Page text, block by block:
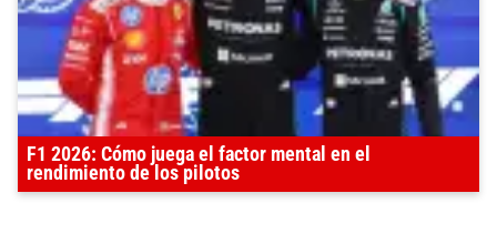
F1 2026: Cómo juega el factor mental en el
rendimiento de los pilotos